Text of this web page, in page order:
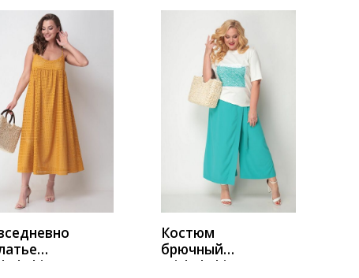
Chic
Костюм
брючный
Michel Chic
КУПИТЬ